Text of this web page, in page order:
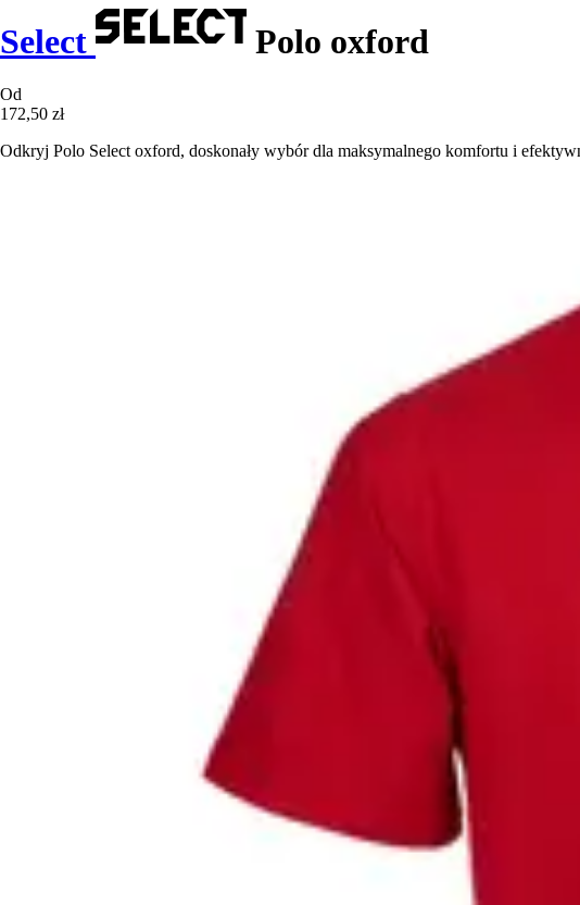
Select Polo oxford
Od
172,50 zł
Odkryj Polo Select oxford, doskonały wybór dla maksymalnego komfortu i